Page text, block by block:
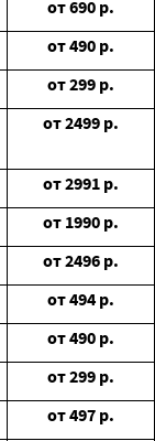
от690 р.
от490 р.
от299 р.
от2499 р.
от2991 р.
от 1990 р.
от2496 р.
от494 р.
от490 р.
от299 р.
от497 р.